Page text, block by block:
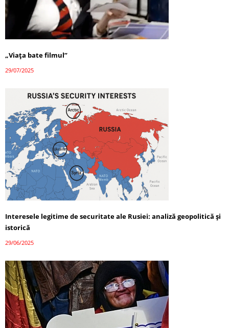
„Viața bate filmul”
29/07/2025
Interesele legitime de securitate ale Rusiei: analiză geopolitică și
istorică
29/06/2025